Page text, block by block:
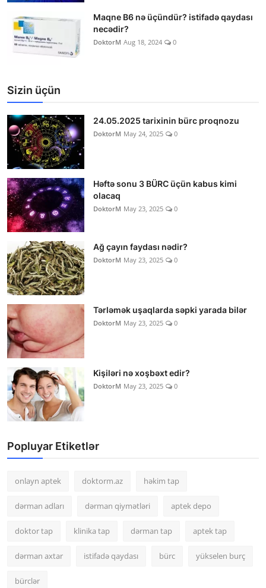
Maqne B6 nə üçündür? istifadə qaydası
necədir?
DoktorM Aug 18, 2024 0
Sizin üçün
24.05.2025 tarixinin bürc proqnozu
DoktorM May 24, 2025 0
Həftə sonu 3 BÜRC üçün kabus kimi
olacaq
DoktorM May 23, 2025 0
Ağ çayın faydası nədir?
DoktorM May 23, 2025 0
Tərləmək uşaqlarda səpki yarada bilər
DoktorM May 23, 2025 0
Kişiləri nə xoşbəxt edir?
DoktorM May 23, 2025 0
Popluyar Etiketlər
onlayn aptek doktorm.az həkim tap
dərman adları dərman qiymətləri aptek depo
doktor tap klinika tap dərman tap aptek tap
dərman axtar istifadə qaydası bürc yükselen burç
bürclər